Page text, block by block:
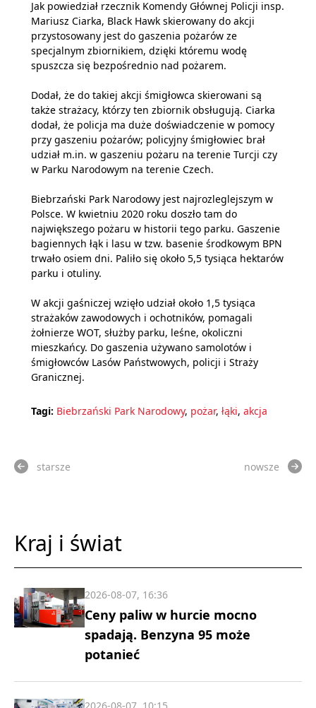
Jak powiedział rzecznik Komendy Głównej Policji insp.
Mariusz Ciarka, Black Hawk skierowany do akcji
przystosowany jest do gaszenia pożarów ze
specjalnym zbiornikiem, dzięki któremu wodę
spuszcza się bezpośrednio nad pożarem.
Dodał, że do takiej akcji śmigłowca skierowani są
także strażacy, którzy ten zbiornik obsługują. Ciarka
dodał, że policja ma duże doświadczenie w pomocy
przy gaszeniu pożarów; policyjny śmigłowiec brał
udział m.in. w gaszeniu pożaru na terenie Turcji czy
w Parku Narodowym na terenie Czech.
Biebrzański Park Narodowy jest najrozleglejszym w
Polsce. W kwietniu 2020 roku doszło tam do
największego pożaru w historii tego parku. Gaszenie
bagiennych łąk i lasu w tzw. basenie środkowym BPN
trwało osiem dni. Paliło się około 5,5 tysiąca hektarów
parku i otuliny.
W akcji gaśniczej wzięło udział około 1,5 tysiąca
strażaków zawodowych i ochotników, pomagali
żołnierze WOT, służby parku, leśne, okoliczni
mieszkańcy. Do gaszenia używano samolotów i
śmigłowców Lasów Państwowych, policji i Straży
Granicznej.
Tagi: Biebrzański Park Narodowy, pożar, łąki, akcja
starsze nowsze
Kraj i świat
Ceny paliw w hurcie mocno
spadają. Benzyna 95 może
potanieć
2026-08-07, 16:36
2026-08-07, 10:15